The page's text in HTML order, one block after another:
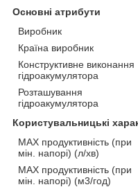
Основні атрибути
Виробник
Країна виробник
Конструктивне виконання
гідроакумулятора
Розташування
гідроакумулятора
Користувальницькі
MAX продуктивність (при
мін. напорі) (л/хв)
MAX продуктивність (при
мін. напорі) (м3/год)